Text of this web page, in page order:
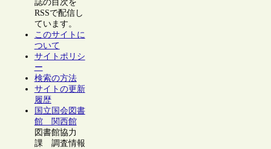
誌の目次を
RSSで配信し
ています。
このサイトに
ついて
サイトポリシ
ー
検索の方法
サイトの更新
履歴
国立国会図書
館 関西館
図書館協力
課 調査情報